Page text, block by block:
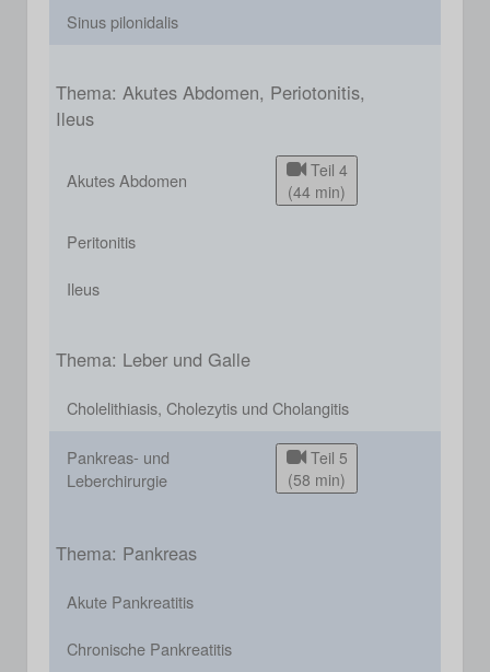
Sinus pilonidalis
Thema: Akutes Abdomen, Periotonitis,
Ileus
Akutes Abdomen
Teil 4
(44 min)
Peritonitis
Ileus
Thema: Leber und Galle
Cholelithiasis, Cholezytis und Cholangitis
Pankreas- und
Leberchirurgie
Teil 5
(58 min)
Thema: Pankreas
Akute Pankreatitis
Chronische Pankreatitis